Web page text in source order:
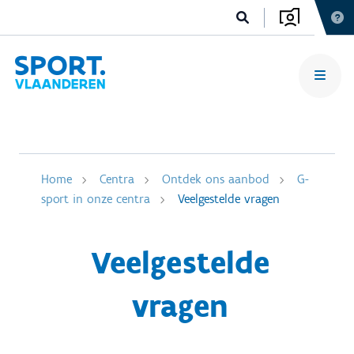
Home Centra Ontdek ons aanbod
G-
sport in onze centra
Veelgestelde vragen
Veelgestelde
vragen